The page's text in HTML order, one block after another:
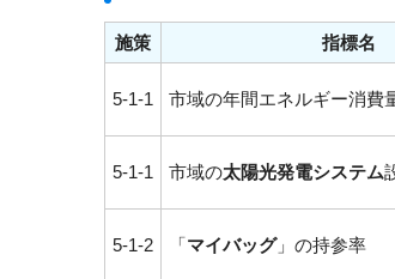
施策 指標名
5-1-1 市域の年間エネルギー消費
5-1-1 市域の太陽光発電システム
5-1-2 「マイバッグ」の持参率